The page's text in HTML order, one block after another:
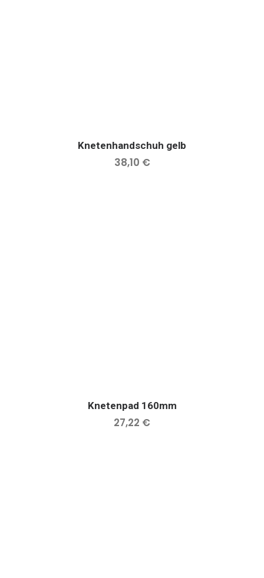
IN DEN WARENKORB
Knetenhandschuh gelb
38,10 €
IN DEN WARENKORB
Knetenpad 160mm
27,22 €